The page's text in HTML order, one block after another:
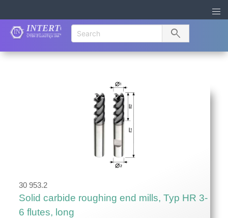
search
30 953.2
Solid carbide roughing end mills, Typ HR 3-
6 flutes, long